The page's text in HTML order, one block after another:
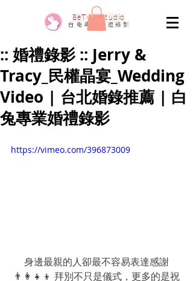
​BeTwo Studio
​白 兔 專 業 婚 禮 錄 影
:: 婚禮錄影 :: Jerry &
Tracy_民權晶宴_Wedding
Video | 台北婚錄推薦 | 白
兔專業婚禮錄影
https://vimeo.com/396873009
身邊最親的人卻最不容易表達感謝
👨‍👩‍👧‍👦 拜別不只是儀式，更多的是祝